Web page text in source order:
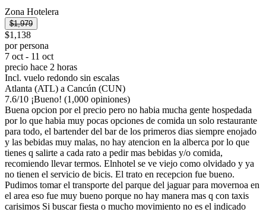
Zona Hotelera
$1,979
$1,138
por persona
7 oct - 11 oct
precio hace 2 horas
Incl. vuelo redondo sin escalas
Atlanta (ATL) a Cancún (CUN)
7.6/10 ¡Bueno! (1,000 opiniones)
Buena opcion por el precio pero no habia mucha gente hospedada
por lo que habia muy pocas opciones de comida un solo restaurante
para todo, el bartender del bar de los primeros dias siempre enojado
y las bebidas muy malas, no hay atencion en la alberca por lo que
tienes q salirte a cada rato a pedir mas bebidas y/o comida,
recomiendo llevar termos. Elnhotel se ve viejo como olvidado y ya
no tienen el servicio de bicis. El trato en recepcion fue bueno.
Pudimos tomar el transporte del parque del jaguar para movernoa en
el area eso fue muy bueno porque no hay manera mas q con taxis
carisimos Si buscar fiesta o mucho movimiento no es el indicado